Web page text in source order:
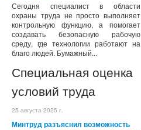
Сегодня специалист в области
охраны труда не просто выполняет
контрольную функцию, а помогает
создавать безопасную рабочую
среду, где технологии работают на
благо людей. Бумажный...
Специальная оценка
условий труда
25 августа 2025 г.
Минтруд разъяснил возможность